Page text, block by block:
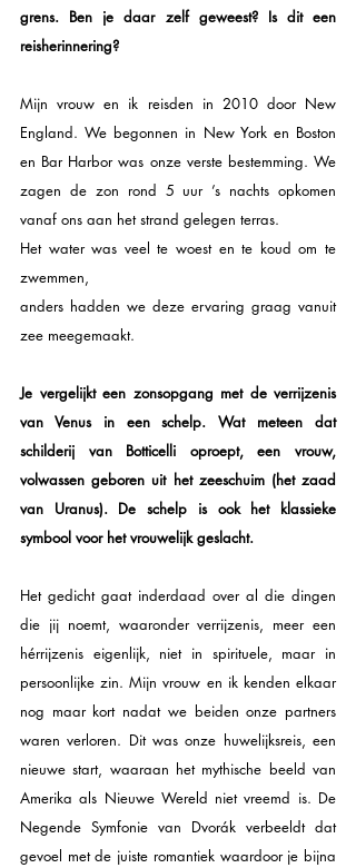
grens. Ben je daar zelf geweest? Is dit een
reisherinnering?
Mijn vrouw en ik reisden in 2010 door New
England. We begonnen in New York en Boston
en Bar Harbor was onze verste bestemming. We
zagen de zon rond 5 uur ’s nachts opkomen
vanaf ons aan het strand gelegen terras.
Het water was veel te woest en te koud om te
zwemmen,
anders hadden we deze ervaring graag vanuit
zee meegemaakt.
Je vergelijkt een zonsopgang met de verrijzenis
van Venus in een schelp. Wat meteen dat
schilderij van Botticelli oproept, een vrouw,
volwassen geboren uit het zeeschuim (het zaad
van Uranus). De schelp is ook het klassieke
symbool voor het vrouwelijk geslacht.
Het gedicht gaat inderdaad over al die dingen
die jij noemt, waaronder verrijzenis, meer een
hérrijzenis eigenlijk, niet in spirituele, maar in
persoonlijke zin. Mijn vrouw en ik kenden elkaar
nog maar kort nadat we beiden onze partners
waren verloren. Dit was onze huwelijksreis, een
nieuwe start, waaraan het mythische beeld van
Amerika als Nieuwe Wereld niet vreemd is. De
Negende Symfonie van Dvorák verbeeldt dat
gevoel met de juiste romantiek waardoor je bijna